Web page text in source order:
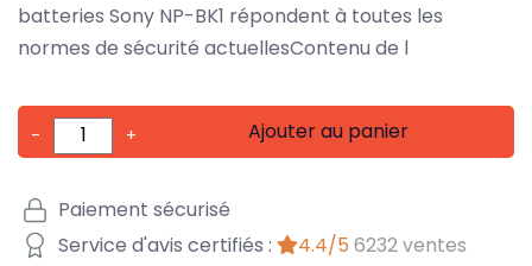
batteries Sony NP-BK1 répondent à toutes les
normes de sécurité actuellesContenu de l
- + Ajouter au panier
Paiement sécurisé
Service d'avis certifiés :
4.4/5 6232 ventes